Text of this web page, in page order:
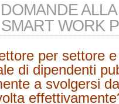
WORK
per settore
di dipendenti
a svolgersi